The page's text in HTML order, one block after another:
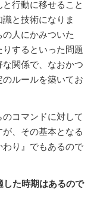
行動に移せること
と技術になりま
人にかみついた
するといった問題
関係で、なおかつ
ルールを築いてお
コマンドに対して
、その基本となる
り』でもあるので
した時期はあるので